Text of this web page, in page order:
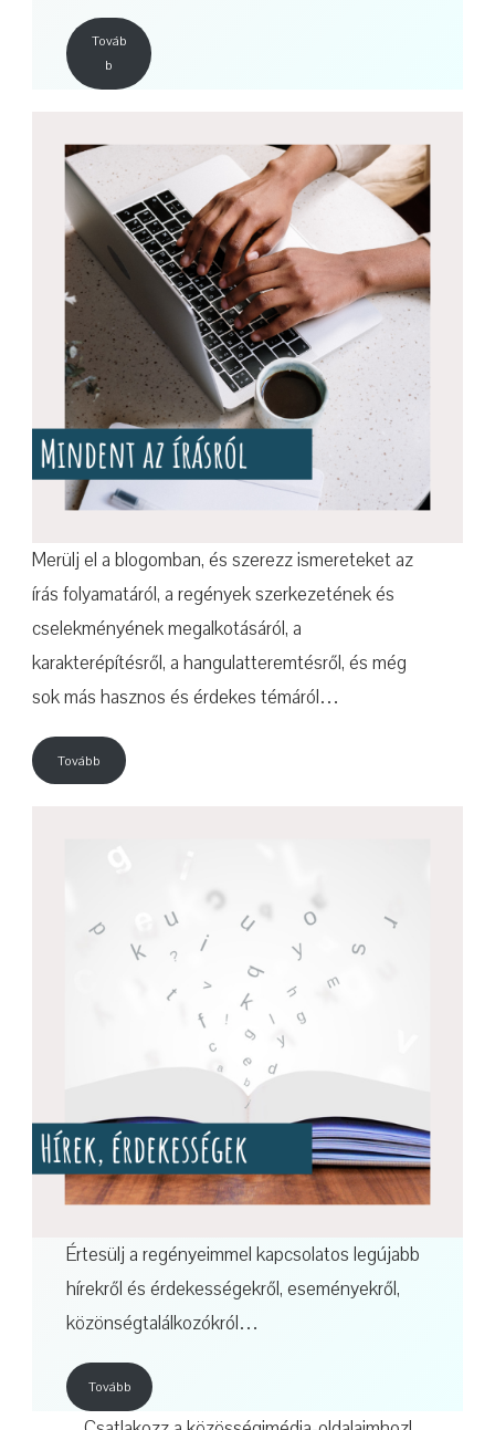
Továb
b
Merülj el a blogomban, és szerezz ismereteket az
írás folyamatáról, a regények szerkezetének és
cselekményének megalkotásáról, a
karakterépítésről, a hangulatteremtésről, és még
sok más hasznos és érdekes témáról…
Tovább
Értesülj a regényeimmel kapcsolatos legújabb
hírekről és érdekességekről, eseményekről,
közönségtalálkozókról…
Tovább